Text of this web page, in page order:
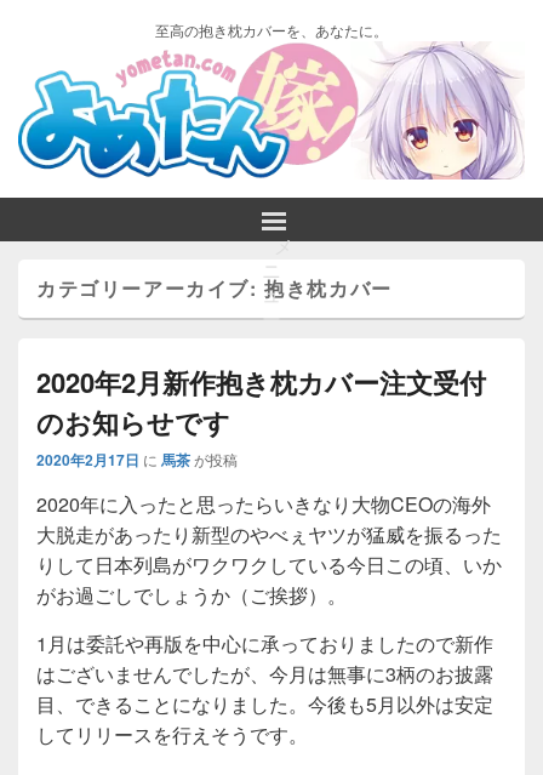
至高の抱き枕カバーを、あなたに。
メ
ニ
ュ
ー
カテゴリーアーカイブ:抱き枕カバー
2020年2月新作抱き枕カバー注文受付
のお知らせです
2020年2月17日 に 馬茶が投稿
2020年に入ったと思ったらいきなり大物CEOの海外
大脱走があったり新型のやべぇヤツが猛威を振るった
りして日本列島がワクワクしている今日この頃、いか
がお過ごしでしょうか（ご挨拶）。
1月は委託や再版を中心に承っておりましたので新作
はございませんでしたが、今月は無事に3柄のお披露
目、できることになりました。今後も5月以外は安定
してリリースを行えそうです。